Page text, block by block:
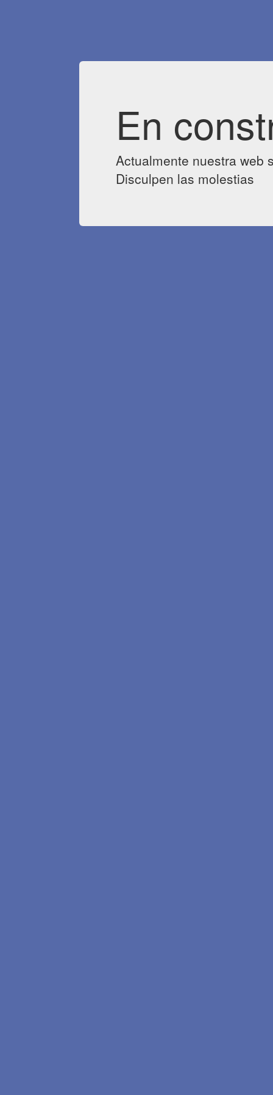
En
Actualmente nuestra web
Disculpen las molestias